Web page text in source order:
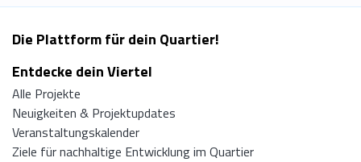
Die Plattform für dein Quartier!
Entdecke dein Viertel
Alle Projekte
Neuigkeiten & Projektupdates
Veranstaltungskalender
Ziele für nachhaltige Entwicklung im Quartier